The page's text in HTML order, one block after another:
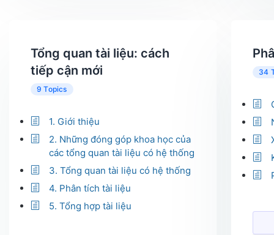
Tổng quan tài liệu: cách
tiếp cận mới
9 Topics
1. Giới thiệu
2. Những đóng góp khoa học của
các tổng quan tài liệu có hệ thống
3. Tổng quan tài liệu có hệ thống
4. Phân tích tài liệu
5. Tổng hợp tài liệu
34